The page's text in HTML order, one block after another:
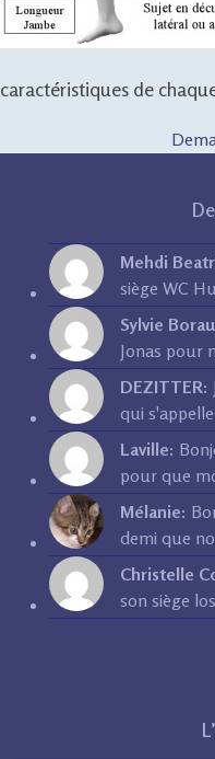
caractéristiques de
Mehdi
siège WC
Sylvie
Jonas pour
DEZITTER:
qui
Laville:
pour que
Mélanie:
demi que
Christelle
son siège